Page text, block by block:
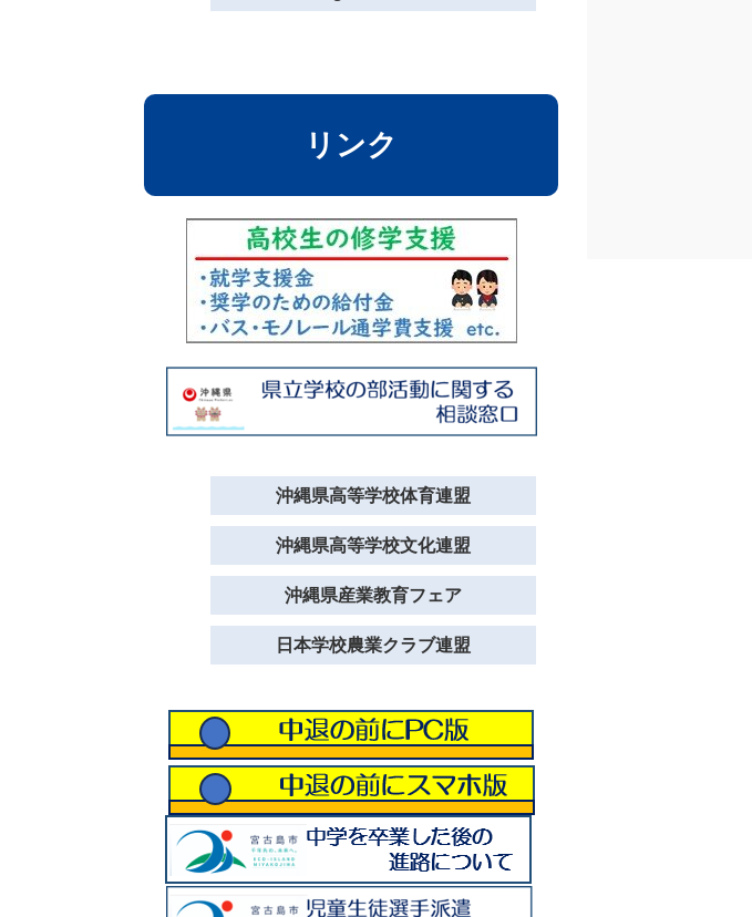
リンク
沖縄県高等学校体育連盟
沖縄県高等学校文化連盟
沖縄県産業教育フェア
日本学校農業クラブ連盟